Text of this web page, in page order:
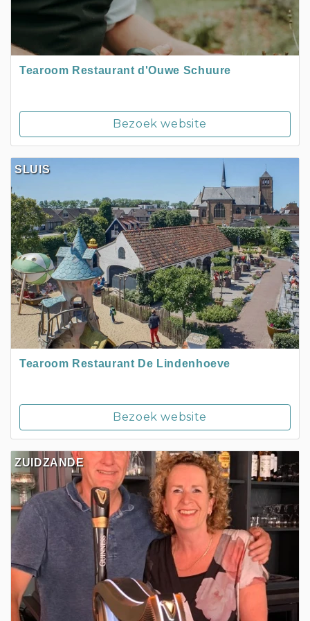
Tearoom Restaurant d'Ouwe Schuure
Bezoek website
SLUIS
Tearoom Restaurant De Lindenhoeve
Bezoek website
ZUIDZANDE